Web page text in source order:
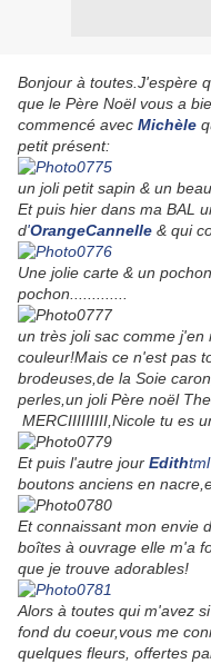
Bonjour à toutes.J'espère
que le Père Noël vous a
commencé avec Michèle
petit présent:
un joli petit sapin & un
Et puis hier dans ma BAL
d'OrangeCannelle & qui
Une jolie carte & un
pochon.............
un très joli sac comme
couleur!Mais ce n'est pas
brodeuses,de la Soie
perles,un joli Père noël
MERCIIIIIIIII,Nicole tu es
Et puis l'autre jour Edith
boutons anciens en
Et connaissant mon envie
boîtes à ouvrage elle m'a
que je trouve adorables!
Alors à toutes qui m'avez
fond du coeur,vous me
quelques fleurs, offertes